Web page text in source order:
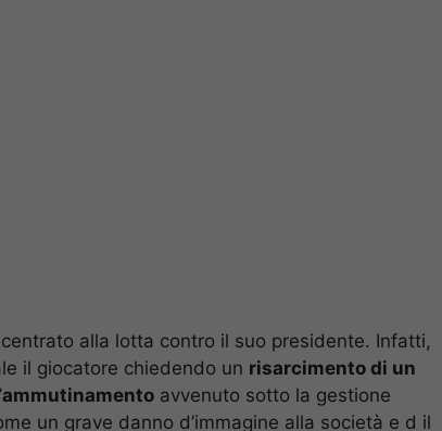
alla lotta contro il suo presidente. Infatti,
il giocatore chiedendo un risarcimento di un
ammutinamento avvenuto sotto la gestione
un grave danno d’immagine alla società e d il